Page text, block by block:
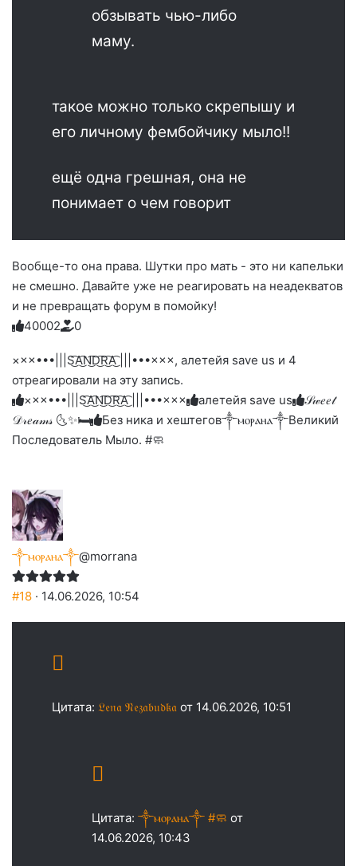
обзывать чью-либо
маму.
такое можно только скрепышу и
его личному фембойчику мыло!!
ещё одна грешная, она не
понимает о чем говорит
Вообще-то она права. Шутки про мать - это ни капельки
не смешно. Давайте уже не реагировать на неадекватов
и не превращать форум в помойку!
Голосуйте
вверх.
4
Нажмите
реакцию:
улыбаюсь
0
Нажмите
реакцию:
смеюсь
до
слез
0
Нажмите
реакцию:
печаль
0
Нажмите
реакцию:
плачу
2
Нажмите
благодарю
0
×××•••|||S͜͡A͜͡N͜͡D͜͡R͜͡A͜͡ |||•••×××, алетейя save us и 4
отреагировали на эту запись.
×××•••|||S͜͡A͜͡N͜͡D͜͡R͜͡A͜͡ |||•••×××
алетейя save us
𝒮𝓌𝑒𝑒𝓉
𝒟𝓇𝑒𝒶𝓂𝓈 🌜✨🛏️
Без ника и хештегов༒ⲙⲟⲣⲁⲏⲁ༒Великий
Последователь Мыло. #🧼
༒ⲙⲟⲣⲁⲏⲁ༒@morrana
#18 · 14.06.2026, 10:54
Цитата: 𝔏𝔢𝔫𝔞 𝔑𝔢𝔷𝔞𝔟𝔲𝔡𝔨𝔞 от 14.06.2026, 10:51
Цитата: ༒ⲙⲟⲣⲁⲏⲁ༒ #🧼 от
14.06.2026, 10:43